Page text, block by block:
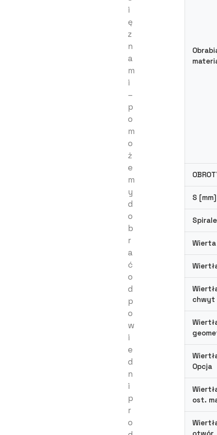
i
ę
z
n
a
m
i
–
p
o
m
o
ż
e
m
y
d
o
b
r
a
ć
o
d
p
o
w
i
e
d
n
i
p
r
o
S [mm]
Spirale
Wierta
chwyt
Opcja
ost.